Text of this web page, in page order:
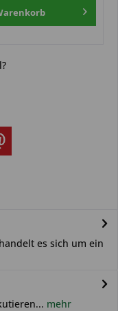
es sich um ein
mehr